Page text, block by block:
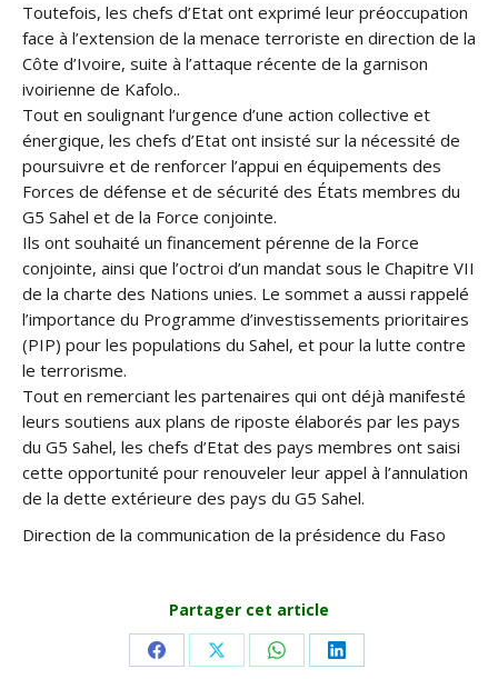
Toutefois, les chefs d’Etat ont exprimé leur préoccupation
face à l’extension de la menace terroriste en direction de la
Côte d’Ivoire, suite à l’attaque récente de la garnison
ivoirienne de Kafolo..
Tout en soulignant l’urgence d’une action collective et
énergique, les chefs d’Etat ont insisté sur la nécessité de
poursuivre et de renforcer l’appui en équipements des
Forces de défense et de sécurité des États membres du
G5 Sahel et de la Force conjointe.
Ils ont souhaité un financement pérenne de la Force
conjointe, ainsi que l’octroi d’un mandat sous le Chapitre VII
de la charte des Nations unies. Le sommet a aussi rappelé
l’importance du Programme d’investissements prioritaires
(PIP) pour les populations du Sahel, et pour la lutte contre
le terrorisme.
Tout en remerciant les partenaires qui ont déjà manifesté
leurs soutiens aux plans de riposte élaborés par les pays
du G5 Sahel, les chefs d’Etat des pays membres ont saisi
cette opportunité pour renouveler leur appel à l’annulation
de la dette extérieure des pays du G5 Sahel.
Direction de la communication de la présidence du Faso
Partager cet article
Share Share Share Share